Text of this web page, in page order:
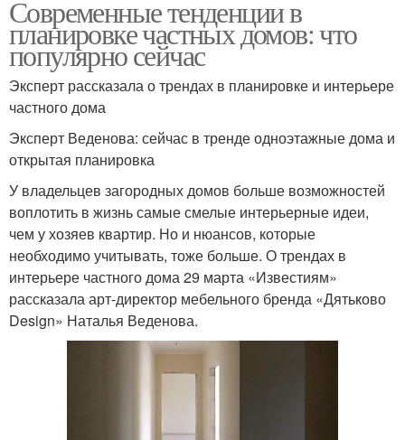
Современные тенденции в
планировке частных домов: что
популярно сейчас
Эксперт рассказала о трендах в планировке и интерьере
частного дома
Эксперт Веденова: сейчас в тренде одноэтажные дома и
открытая планировка
У владельцев загородных домов больше возможностей
воплотить в жизнь самые смелые интерьерные идеи,
чем у хозяев квартир. Но и нюансов, которые
необходимо учитывать, тоже больше. О трендах в
интерьере частного дома 29 марта «Известиям»
рассказала арт-директор мебельного бренда «Дятьково
Design» Наталья Веденова.